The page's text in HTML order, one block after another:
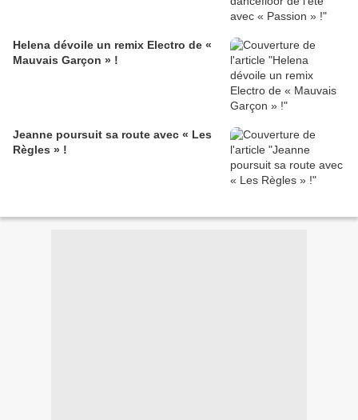
Helena dévoile un remix Electro de «
Mauvais Garçon » !
Jeanne poursuit sa route avec « Les
Règles » !